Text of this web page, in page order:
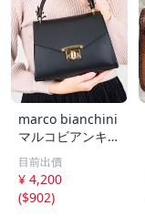
marco bianchini
マルコビアンキー
ニ レザー ハンド
バッグ ブラック
ゴールド金具
目前出價
¥ 4,200
($902)